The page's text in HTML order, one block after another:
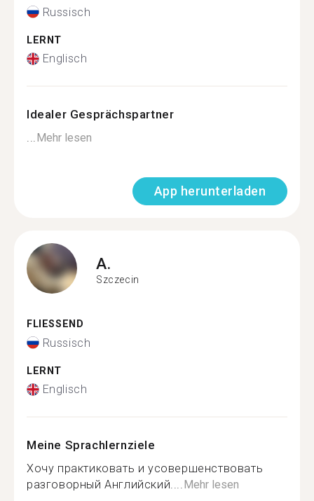
Russisch
LERNT
Englisch
Idealer Gesprächspartner
...Mehr lesen
App herunterladen
A.
Szczecin
FLIESSEND
Russisch
LERNT
Englisch
Meine Sprachlernziele
Хочу практиковать и усовершенствовать
разговорный Английский....Mehr lesen